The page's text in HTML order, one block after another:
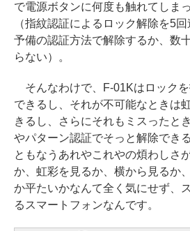
で電源ボタンに何度も触れてしま
（指紋認証によるロック解除を5回
予備の認証方法で解除するか、数
らない）。
そんなわけで、F-01Kはロック
できるし、それが不可能なときは
きるし、さらにそれもミスったと
やパターン認証でそっと解除でき
ともなうあれやこれやの煩わしさ
か、虹彩を見るか、横から見るか
か平たいかなんて全く気にせず、
るスマートフォンなんです。